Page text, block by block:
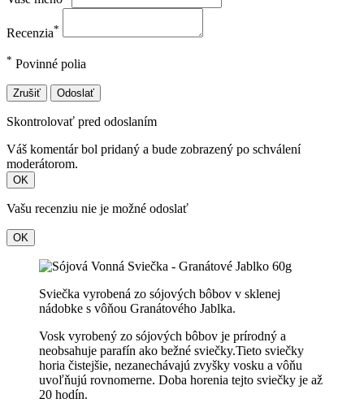
Recenzia*
* Povinné polia
Zrušiť Odoslať
Skontrolovať pred odoslaním
Váš komentár bol pridaný a bude zobrazený po schválení
moderátorom.
OK
Vašu recenziu nie je možné odoslať
OK
Sviečka vyrobená zo sójových bôbov v sklenej
nádobke s vôňou Granátového Jablka.
Vosk vyrobený zo sójových bôbov je prírodný a
neobsahuje parafín ako bežné sviečky.Tieto sviečky
horia čistejšie, nezanechávajú zvyšky vosku a vôňu
uvoľňujú rovnomerne. Doba horenia tejto sviečky je až
20 hodín.